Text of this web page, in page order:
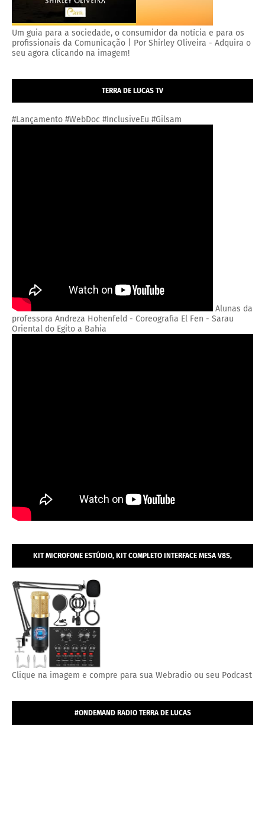
Um guia para a sociedade, o consumidor da notícia e para os
profissionais da Comunicação | Por Shirley Oliveira - Adquira o
seu agora clicando na imagem!
TERRA DE LUCAS TV
#Lançamento #WebDoc #InclusiveEu #Gilsam
Alunas da
professora Andreza Hohenfeld - Coreografia El Fen - Sarau
Oriental do Egito a Bahia
KIT MICROFONE ESTÚDIO, KIT COMPLETO INTERFACE MESA V8S,
MICROFONE ESTÚDIO PROFISSIONAL CONDENSADOR.
Clique na imagem e compre para sua Webradio ou seu Podcast
#ONDEMAND RADIO TERRA DE LUCAS